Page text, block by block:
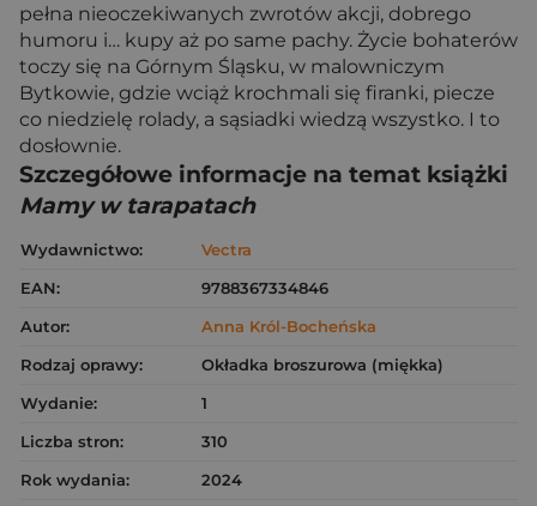
pełna nieoczekiwanych zwrotów akcji, dobrego
humoru i… kupy aż po same pachy. Życie bohaterów
toczy się na Górnym Śląsku, w malowniczym
Bytkowie, gdzie wciąż krochmali się firanki, piecze
co niedzielę rolady, a sąsiadki wiedzą wszystko. I to
dosłownie.
Szczegółowe informacje na temat książki
Mamy w tarapatach
Wydawnictwo:
Vectra
EAN:
9788367334846
Autor:
Anna Król-Bocheńska
Rodzaj oprawy:
Okładka broszurowa (miękka)
Wydanie:
1
Liczba stron:
310
Rok wydania:
2024